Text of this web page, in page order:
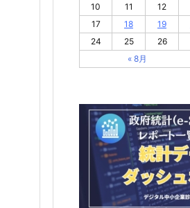
10
11 12
17
18 19
24
25 26
« 8月